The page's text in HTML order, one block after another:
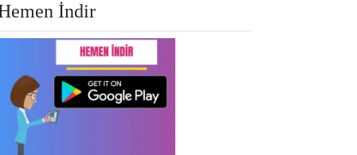
İndir